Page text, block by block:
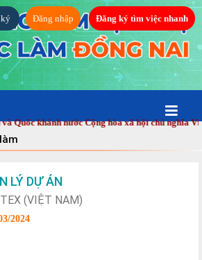
Đăng nhập Đăng ký tìm việc nhanh
khánh nước Cộng hòa xã hội chủ nghĩa Việt
LÝ DỰ ÁN
(VIỆT NAM)
2024